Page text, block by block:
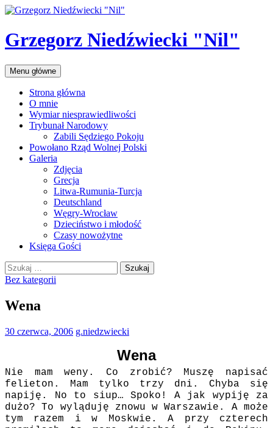
Przejdź
treści
Grzegorz Niedźwiecki "Nil"
Szukaj
Menu główne
Strona główna
O mnie
Wymiar niesprawiedliwości
Trybunał Narodowy
Zabili Sędziego Pokoju
Powołano Rząd Wolnej Polski
Galeria
Zdjęcia
Grecja
Litwa-Rumunia-Turcja
Deutschland
Węgry-Wrocław
Dzieciństwo i młodość
Czasy nowożytne
Księga Gości
Szukaj:
Bez kategorii
Wena
30 czerwca, 2006 g.niedzwiecki
Wena
Nie mam weny. Co zrobić? Muszę napisać
felieton. Mam tylko trzy dni. Chyba się
napiję. No to siup… Spoko! A jak wypiję za
dużo? To wyląduję znowu w Warszawie. A może
tym razem i w Moskwie. A przy czterech